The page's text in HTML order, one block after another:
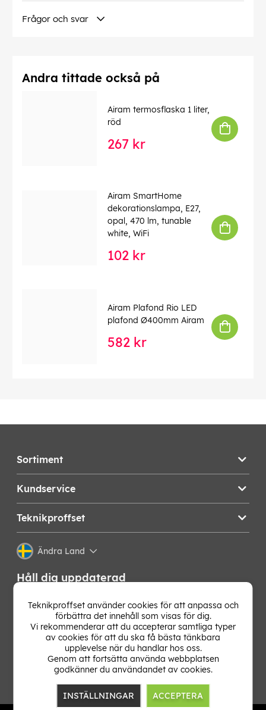
Frågor och svar
Andra tittade också på
Airam termosflaska 1 liter,
röd
267 kr
Airam SmartHome
dekorationslampa, E27,
opal, 470 lm, tunable
white, WiFi
102 kr
Airam Plafond Rio LED
plafond Ø400mm Airam
582 kr
Sortiment
Kundservice
Teknikproffset
Ändra Land
Håll dig uppdaterad
Få de senaste nyheterna, hetaste erbjudandena och
bästa tipsen från oss direkt i din mejlkorg. Signa upp på
vårt nyhetsbrev!
Teknikproffset använder cookies för att anpassa och
förbättra det innehåll som visas för dig.
Vi rekommenderar att du accepterar samtliga typer
av cookies för att du ska få bästa tänkbara
upplevelse när du handlar hos oss.
Genom att fortsätta använda webbplatsen
godkänner du användandet av cookies.
INSTÄLLNINGAR ACCEPTERA